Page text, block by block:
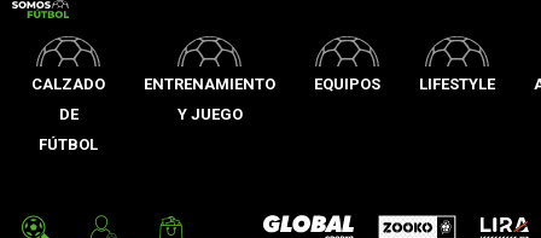
CALZADO
DE
FÚTBOL
ENTRENAMIENTO
Y JUEGO
EQUIPOS LIFESTYLE
Global Sports Zooko Lira